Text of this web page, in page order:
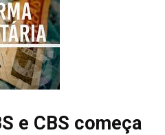
e CBS começa